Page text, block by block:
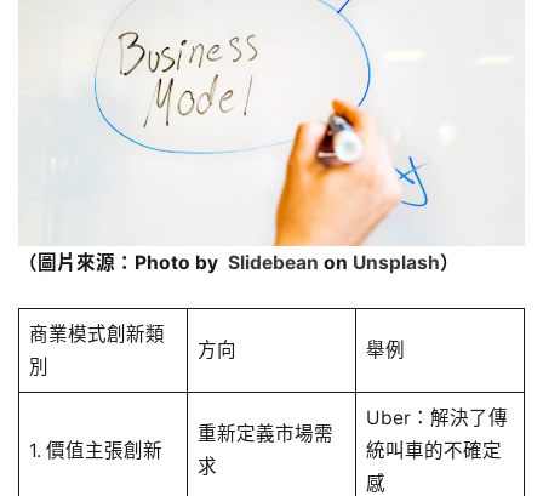
（圖片來源：Photo by Slidebean on Unsplash）
商業模式創新類
別
方向 舉例
1. 價值主張創新
重新定義市場需
求
Uber：解決了傳
統叫車的不確定
感